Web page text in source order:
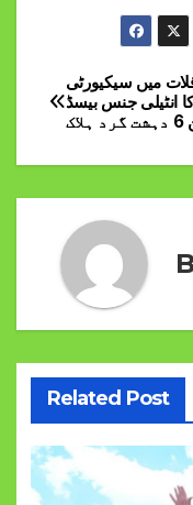
Post
میں سیکیورٹی
انٹیلی جنس بیسڈ
Related Post